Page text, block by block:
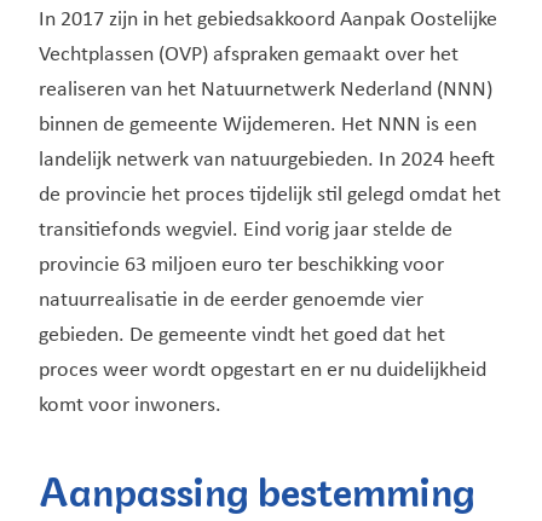
In 2017 zijn in het gebiedsakkoord Aanpak Oostelijke
Vechtplassen (OVP) afspraken gemaakt over het
realiseren van het Natuurnetwerk Nederland (NNN)
binnen de gemeente Wijdemeren. Het NNN is een
landelijk netwerk van natuurgebieden. In 2024 heeft
de provincie het proces tijdelijk stil gelegd omdat het
transitiefonds wegviel. Eind vorig jaar stelde de
provincie 63 miljoen euro ter beschikking voor
natuurrealisatie in de eerder genoemde vier
gebieden. De gemeente vindt het goed dat het
proces weer wordt opgestart en er nu duidelijkheid
komt voor inwoners.
Aanpassing bestemming